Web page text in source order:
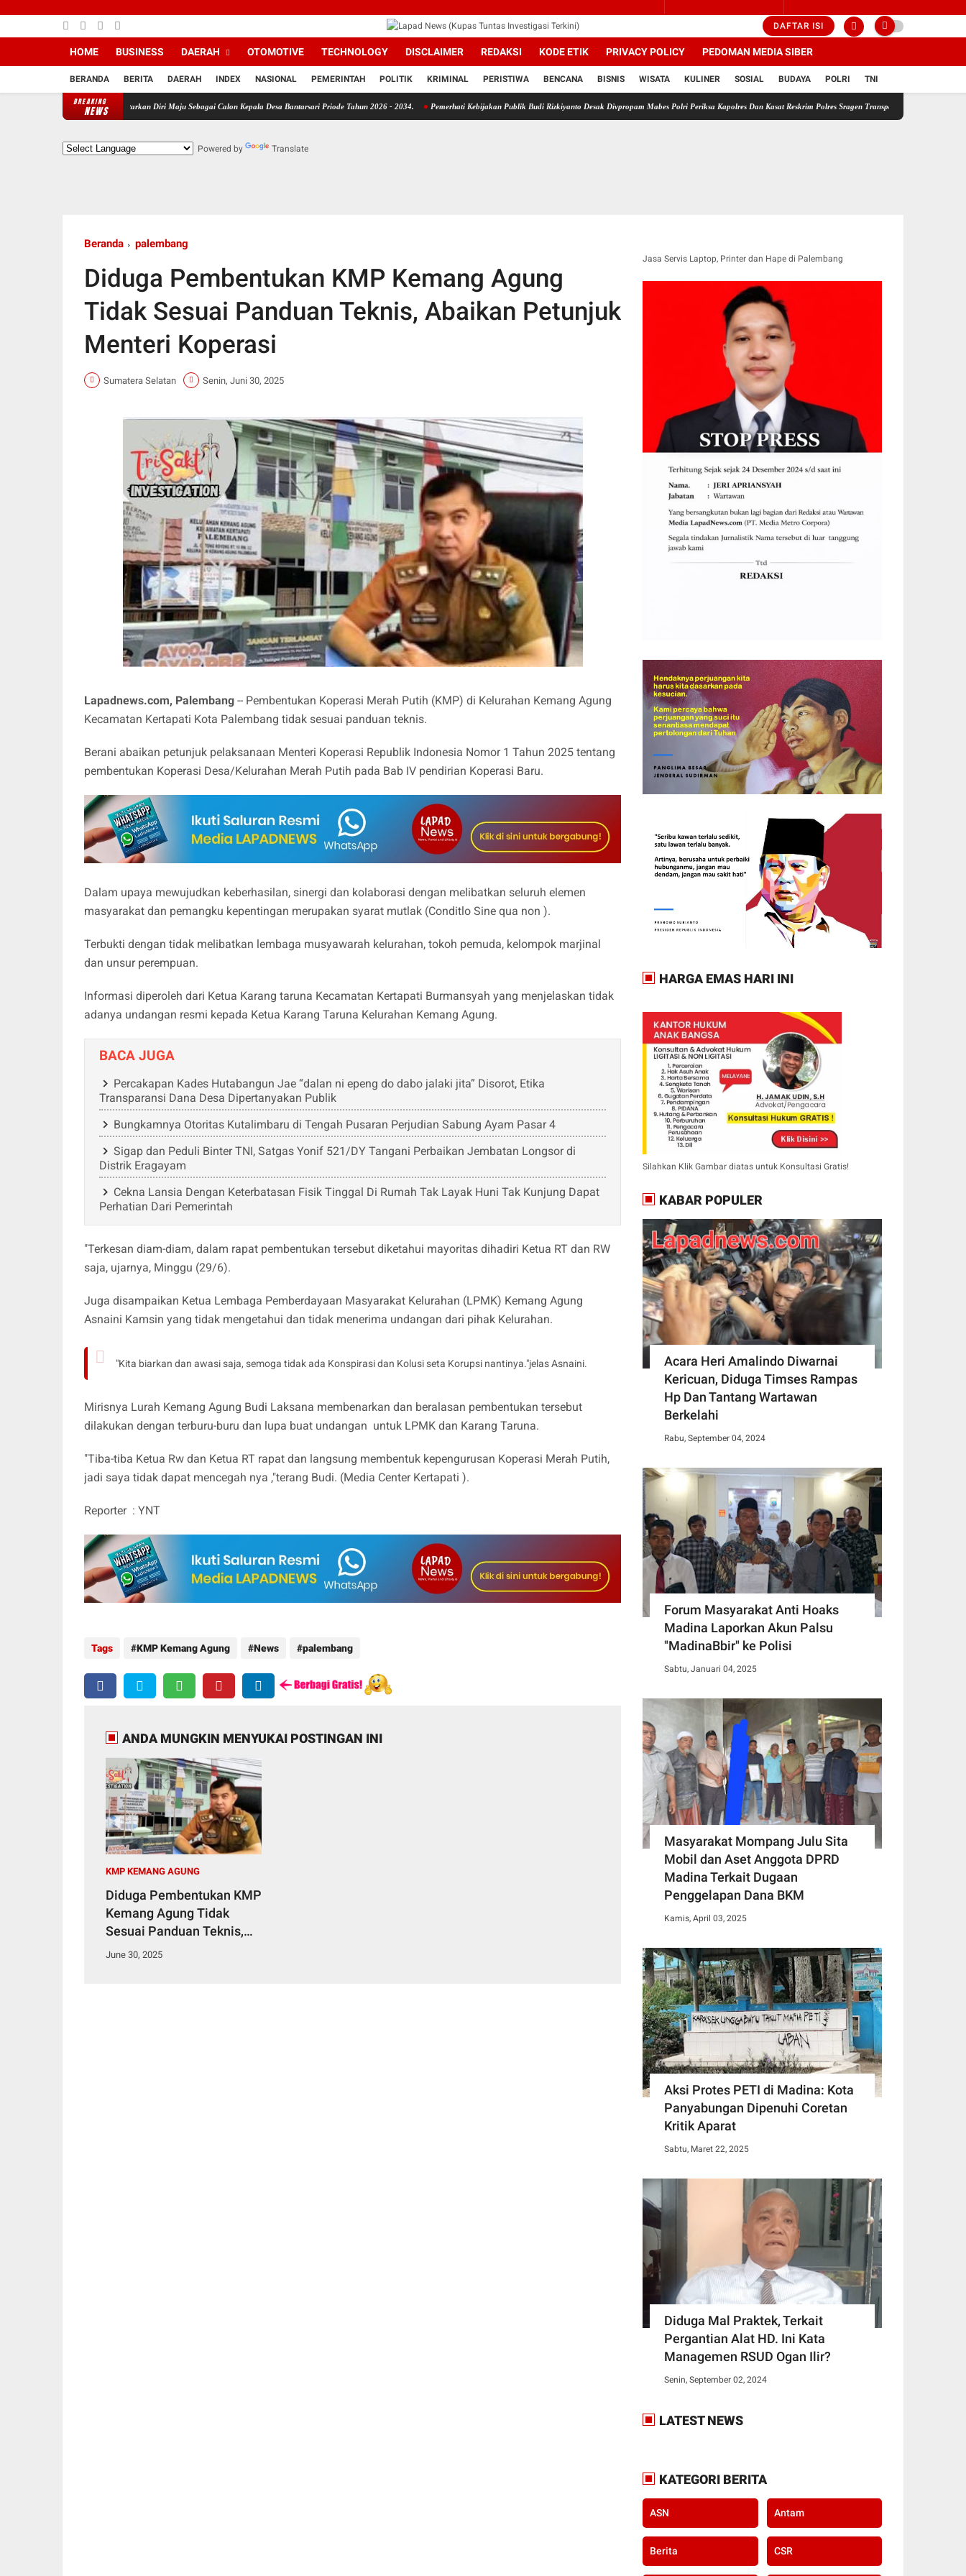
DAFTAR ISI
HOME BUSINESS DAERAH OTOMOTIVE TECHNOLOGY DISCLAIMER REDAKSI KODE ETIK PRIVACY POLICY PEDOMAN MEDIA SIBER
BERANDA BERITA DAERAH INDEX NASIONAL PEMERINTAH POLITIK KRIMINAL PERISTIWA BENCANA BISNIS WISATA KULINER SOSIAL BUDAYA POLRI TNI
BREAKING
NEWS
MJS Resmi Daftarkan Diri Maju Sebagai Calon Kepala Desa Bantarsari Priode Tahun 2026 - 2034. Pemerhati Kebijakan Publik Budi Rizkiyanto Desak Divpropam Mabes Polri Periksa Kapolres Dan Kasat Reskrim Polres Sragen Transparansi Adalah Kunci Menemukan
Powered by Translate
Beranda palembang
Diduga Pembentukan KMP Kemang Agung
Tidak Sesuai Panduan Teknis, Abaikan Petunjuk
Menteri Koperasi
Sumatera Selatan Senin, Juni 30, 2025
Lapadnews.com, Palembang -- Pembentukan Koperasi Merah Putih (KMP) di Kelurahan Kemang Agung
Kecamatan Kertapati Kota Palembang tidak sesuai panduan teknis.
Berani abaikan petunjuk pelaksanaan Menteri Koperasi Republik Indonesia Nomor 1 Tahun 2025 tentang
pembentukan Koperasi Desa/Kelurahan Merah Putih pada Bab IV pendirian Koperasi Baru.
Dalam upaya mewujudkan keberhasilan, sinergi dan kolaborasi dengan melibatkan seluruh elemen
masyarakat dan pemangku kepentingan merupakan syarat mutlak (Conditlo Sine qua non ).
Terbukti dengan tidak melibatkan lembaga musyawarah kelurahan, tokoh pemuda, kelompok marjinal
dan unsur perempuan.
Informasi diperoleh dari Ketua Karang taruna Kecamatan Kertapati Burmansyah yang menjelaskan tidak
adanya undangan resmi kepada Ketua Karang Taruna Kelurahan Kemang Agung.
BACA JUGA
Percakapan Kades Hutabangun Jae “dalan ni epeng do dabo jalaki jita” Disorot, Etika
Transparansi Dana Desa Dipertanyakan Publik
Bungkamnya Otoritas Kutalimbaru di Tengah Pusaran Perjudian Sabung Ayam Pasar 4
Sigap dan Peduli Binter TNI, Satgas Yonif 521/DY Tangani Perbaikan Jembatan Longsor di
Distrik Eragayam
Cekna Lansia Dengan Keterbatasan Fisik Tinggal Di Rumah Tak Layak Huni Tak Kunjung Dapat
Perhatian Dari Pemerintah
"Terkesan diam-diam, dalam rapat pembentukan tersebut diketahui mayoritas dihadiri Ketua RT dan RW
saja, ujarnya, Minggu (29/6).
Juga disampaikan Ketua Lembaga Pemberdayaan Masyarakat Kelurahan (LPMK) Kemang Agung
Asnaini Kamsin yang tidak mengetahui dan tidak menerima undangan dari pihak Kelurahan.
"Kita biarkan dan awasi saja, semoga tidak ada Konspirasi dan Kolusi seta Korupsi nantinya."jelas Asnaini.
Mirisnya Lurah Kemang Agung Budi Laksana membenarkan dan beralasan pembentukan tersebut
dilakukan dengan terburu-buru dan lupa buat undangan untuk LPMK dan Karang Taruna.
"Tiba-tiba Ketua Rw dan Ketua RT rapat dan langsung membentuk kepengurusan Koperasi Merah Putih,
jadi saya tidak dapat mencegah nya ,"terang Budi. (Media Center Kertapati ).
Reporter : YNT
Tags KMP Kemang Agung News palembang
ANDA MUNGKIN MENYUKAI POSTINGAN INI
KMP KEMANG AGUNG
Diduga Pembentukan KMP
Kemang Agung Tidak
Sesuai Panduan Teknis,
Abaikan Petunjuk Menteri
June 30, 2025
Jasa Servis Laptop, Printer dan Hape di Palembang
HARGA EMAS HARI INI
Silahkan Klik Gambar diatas untuk Konsultasi Gratis!
KABAR POPULER
Acara Heri Amalindo Diwarnai
Kericuan, Diduga Timses Rampas
Hp Dan Tantang Wartawan
Berkelahi
Rabu, September 04, 2024
Forum Masyarakat Anti Hoaks
Madina Laporkan Akun Palsu
"MadinaBbir" ke Polisi
Sabtu, Januari 04, 2025
Masyarakat Mompang Julu Sita
Mobil dan Aset Anggota DPRD
Madina Terkait Dugaan
Penggelapan Dana BKM
Kamis, April 03, 2025
Aksi Protes PETI di Madina: Kota
Panyabungan Dipenuhi Coretan
Kritik Aparat
Sabtu, Maret 22, 2025
Diduga Mal Praktek, Terkait
Pergantian Alat HD. Ini Kata
Managemen RSUD Ogan Ilir?
Senin, September 02, 2024
LATEST NEWS
KATEGORI BERITA
ASN Antam
Berita CSR